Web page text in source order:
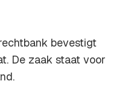
bevestigt
De zaak staat voor